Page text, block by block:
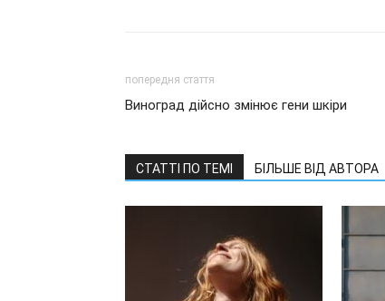
попередня стаття
Виноград дійсно змінює гени шкіри
СТАТТІ ПО ТЕМІ БІЛЬШЕ ВІД АВТОРА